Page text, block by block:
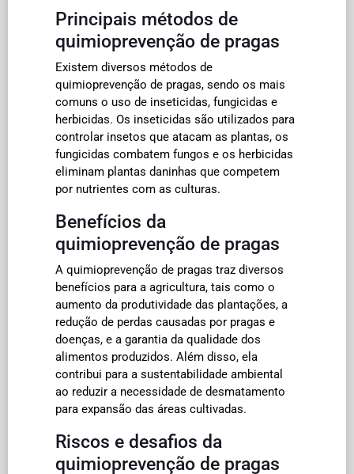
Principais métodos de
quimioprevenção de pragas
Existem diversos métodos de
quimioprevenção de pragas, sendo os mais
comuns o uso de inseticidas, fungicidas e
herbicidas. Os inseticidas são utilizados para
controlar insetos que atacam as plantas, os
fungicidas combatem fungos e os herbicidas
eliminam plantas daninhas que competem
por nutrientes com as culturas.
Benefícios da
quimioprevenção de pragas
A quimioprevenção de pragas traz diversos
benefícios para a agricultura, tais como o
aumento da produtividade das plantações, a
redução de perdas causadas por pragas e
doenças, e a garantia da qualidade dos
alimentos produzidos. Além disso, ela
contribui para a sustentabilidade ambiental
ao reduzir a necessidade de desmatamento
para expansão das áreas cultivadas.
Riscos e desafios da
quimioprevenção de pragas